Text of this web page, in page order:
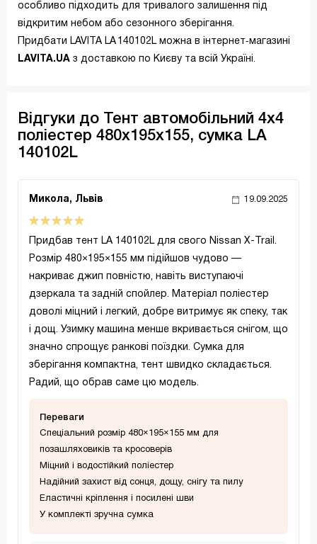
особливо підходить для тривалого залишення під
відкритим небом або сезонного зберігання.
Придбати LAVITA LA 140102L можна в інтернет‑магазині
LAVITA.UA з доставкою по Києву та всій Україні.
Відгуки до Тент автомобільний 4х4
поліестер 480х195х155, сумка LA
140102L
Микола, Львів 19.09.2025
Придбав тент LA 140102L для свого Nissan X-Trail.
Розмір 480×195×155 мм підійшов чудово —
накриває джип повністю, навіть виступаючі
дзеркала та задній спойлер. Матеріал поліестер
доволі міцний і легкий, добре витримує як спеку, так
і дощ. Узимку машина менше вкривається снігом, що
значно спрощує ранкові поїздки. Сумка для
зберігання компактна, тент швидко складається.
Радий, що обрав саме цю модель.
Переваги
Спеціальний розмір 480×195×155 мм для
позашляховиків та кросоверів
Міцний і водостійкий поліестер
Надійний захист від сонця, дощу, снігу та пилу
Еластичні кріплення і посилені шви
У комплекті зручна сумка